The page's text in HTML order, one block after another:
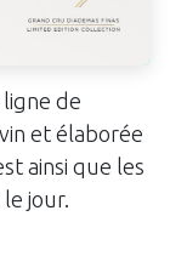
de
et élaborée
ainsi que les
jour.